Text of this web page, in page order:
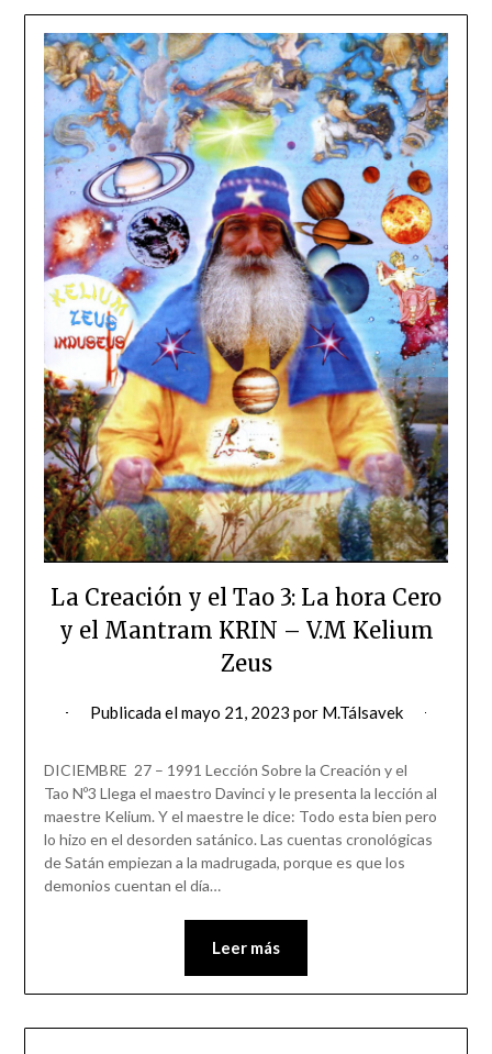
La Creación y el Tao 3: La hora Cero
y el Mantram KRIN – V.M Kelium
Zeus
Publicada elmayo 21, 2023 por M.Tálsavek
DICIEMBRE 27 – 1991 Lección Sobre la Creación y el
Tao Nº3 Llega el maestro Davinci y le presenta la lección al
maestre Kelium. Y el maestre le dice: Todo esta bien pero
lo hizo en el desorden satánico. Las cuentas cronológicas
de Satán empiezan a la madrugada, porque es que los
demonios cuentan el día…
Leer más